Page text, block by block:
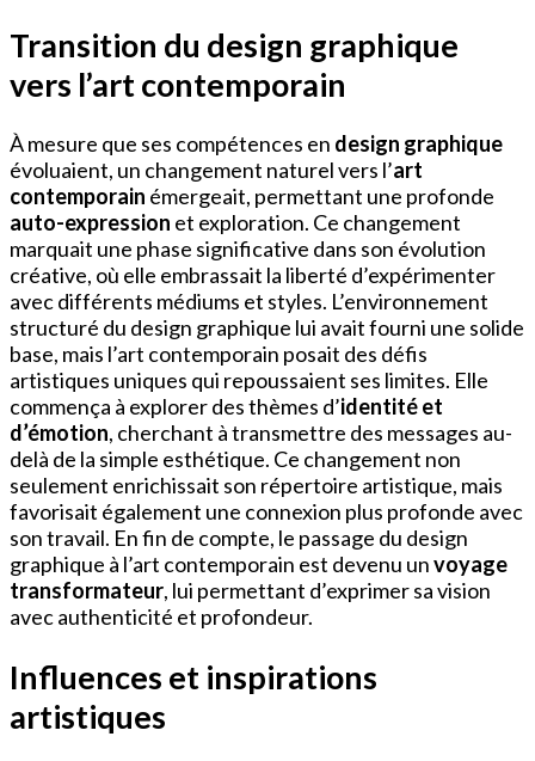
Transition du design graphique
vers l’art contemporain
À mesure que ses compétences en design graphique
évoluaient, un changement naturel vers l’art
contemporain émergeait, permettant une profonde
auto-expression et exploration. Ce changement
marquait une phase significative dans son évolution
créative, où elle embrassait la liberté d’expérimenter
avec différents médiums et styles. L’environnement
structuré du design graphique lui avait fourni une solide
base, mais l’art contemporain posait des défis
artistiques uniques qui repoussaient ses limites. Elle
commença à explorer des thèmes d’identité et
d’émotion, cherchant à transmettre des messages au-
delà de la simple esthétique. Ce changement non
seulement enrichissait son répertoire artistique, mais
favorisait également une connexion plus profonde avec
son travail. En fin de compte, le passage du design
graphique à l’art contemporain est devenu unvoyage
transformateur, lui permettant d’exprimer sa vision
avec authenticité et profondeur.
Influences et inspirations
artistiques